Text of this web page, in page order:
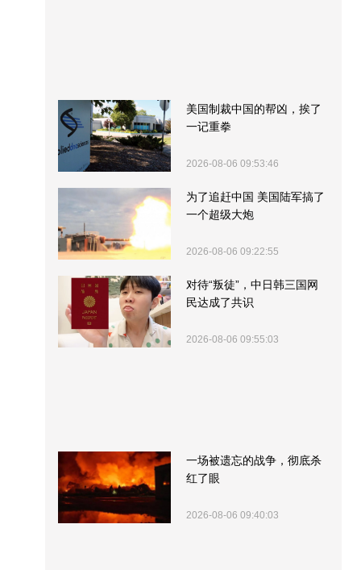
美国制裁中国的帮凶，挨了
一记重拳
2026-08-06 09:53:46
为了追赶中国 美国陆军搞了
一个超级大炮
2026-08-06 09:22:55
对待“叛徒”，中日韩三国网
民达成了共识
2026-08-06 09:55:03
一场被遗忘的战争，彻底杀
红了眼
2026-08-06 09:40:03